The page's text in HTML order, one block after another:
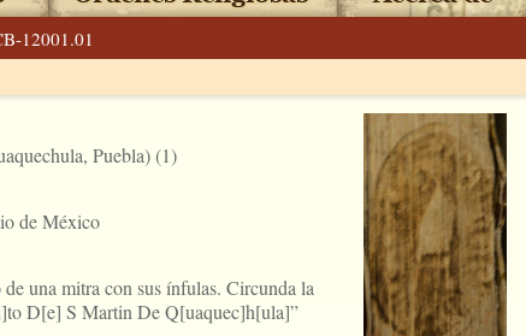
12001.01
Puebla) (1)
de México
una mitra con sus ínfulas. Circunda la
D[e] S Martin De Q[uaquec]h[ula]”